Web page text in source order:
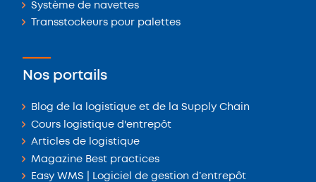
Système de navettes
Transstockeurs pour palettes
Nos portails
Blog de la logistique et de la Supply Chain
Cours logistique d'entrepôt
Articles de logistique
Magazine Best practices
Easy WMS | Logiciel de gestion d’entrepôt